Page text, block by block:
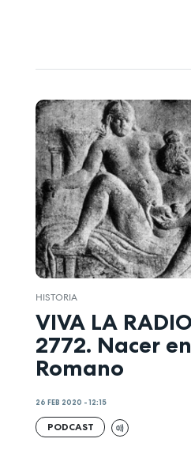
HISTORIA
VIVA LA
2772. Nacer
Romano
26 FEB 2020 - 12:15
PODCAST